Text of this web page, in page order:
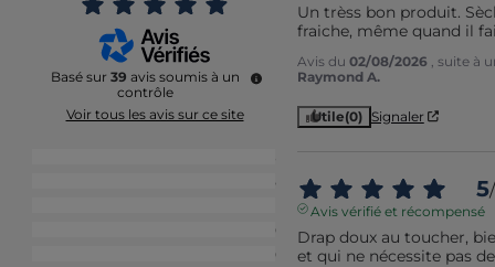
Basé sur 39 avis soumis à un
contrôle
Voir tous les avis sur ce site
5
0
0
Un trèss bon produit.
fraiche, même quand il
Avis du 02/08/2026
, suite à
Raymond A.
Utile(0) Signaler
5/
Avis vérifié et récompensé
Drap doux au toucher,
et qui ne nécessite pas